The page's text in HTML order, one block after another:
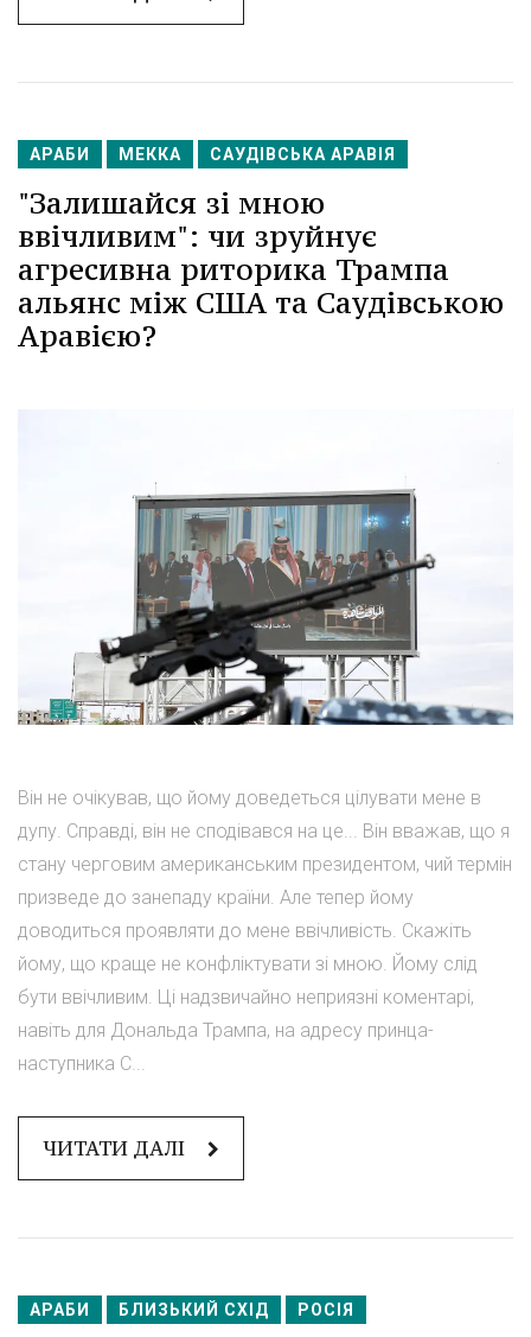
АРАБИ МЕККА САУДІВСЬКА АРАВІЯ
"Залишайся зі мною
ввічливим": чи зруйнує
агресивна риторика Трампа
альянс між США та Саудівською
Аравією?
Він не очікував, що йому доведеться цілувати мене в
дупу. Справді, він не сподівався на це... Він вважав, що я
стану черговим американським президентом, чий термін
призведе до занепаду країни. Але тепер йому
доводиться проявляти до мене ввічливість. Скажіть
йому, що краще не конфліктувати зі мною. Йому слід
бути ввічливим. Ці надзвичайно неприязні коментарі,
навіть для Дональда Трампа, на адресу принца-
наступника С...
ЧИТАТИ ДАЛІ
АРАБИ БЛИЗЬКИЙ СХІД РОСІЯ